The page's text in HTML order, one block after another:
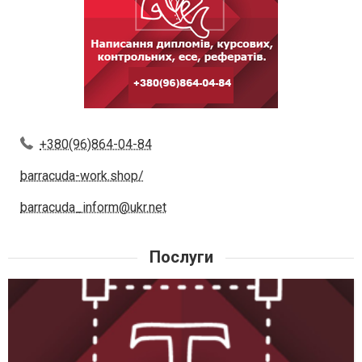
+380(96)864-04-84
barracuda-work.shop/
barracuda_inform@ukr.net
Послуги